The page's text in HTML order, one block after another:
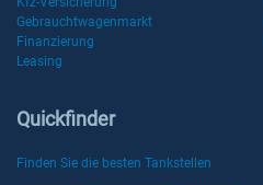
Gebrauchtwagenmarkt
Finanzierung
Leasing
Quickfinder
Finden Sie die besten Tankstellen